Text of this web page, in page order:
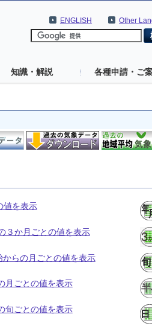
Other
ENGLISH
知識・解説 各種申請・ご
値を表示
３か月ごとの値を表示
からの月ごとの値を表示
月ごとの値を表示
旬ごとの値を表示